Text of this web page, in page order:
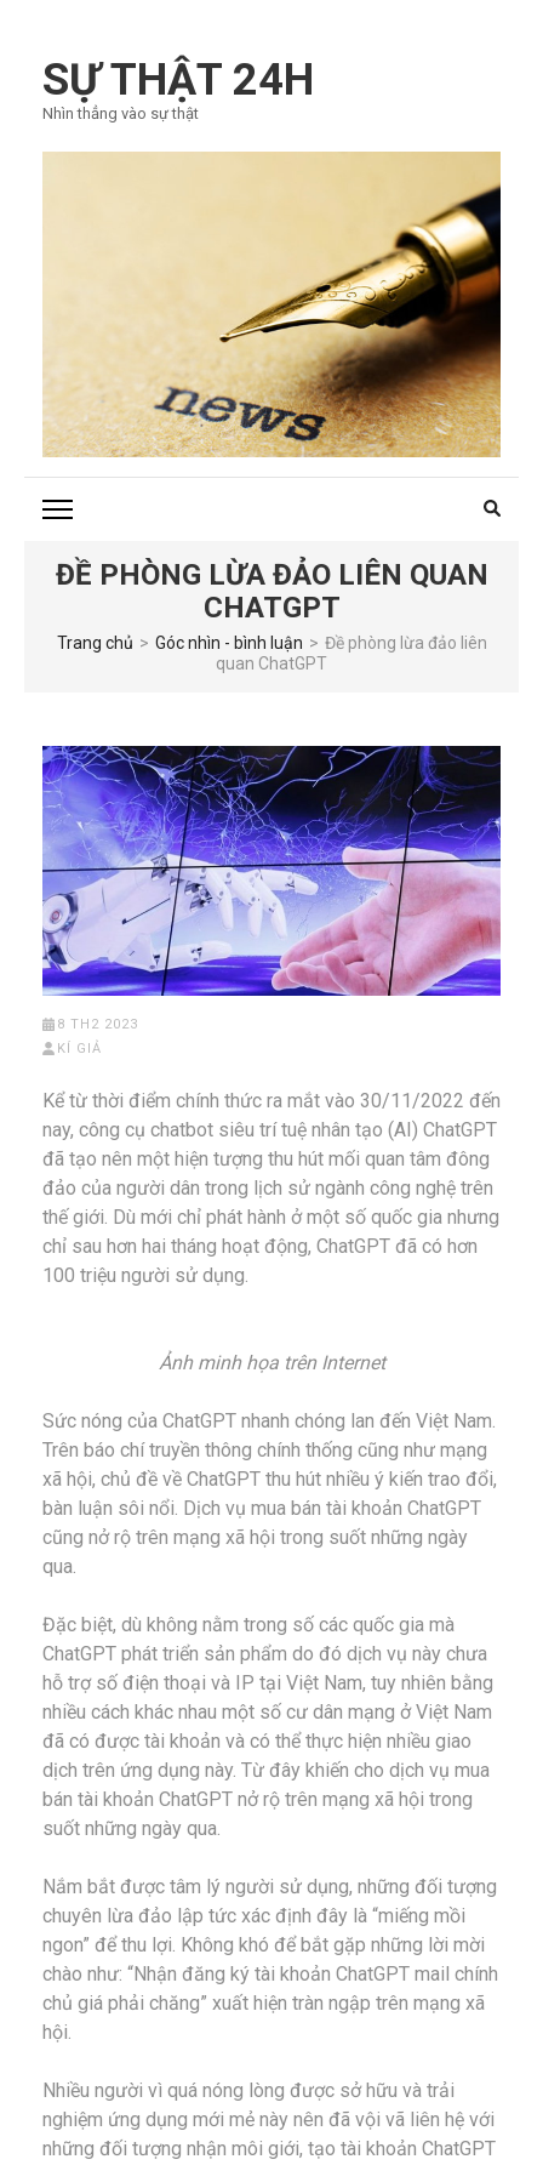
qua
tới
nội
SỰ THẬT 24H
Nhìn thẳng vào sự thật
ĐỀ PHÒNG LỪA ĐẢO LIÊN QUAN
CHATGPT
Trang chủ > Góc nhìn - bình luận > Đề phòng lừa đảo liên
quan ChatGPT
8 TH2 2023
KÍ GIẢ
Kể từ thời điểm chính thức ra mắt vào 30/11/2022 đến
nay, công cụ chatbot siêu trí tuệ nhân tạo (AI) ChatGPT
đã tạo nên một hiện tượng thu hút mối quan tâm đông
đảo của người dân trong lịch sử ngành công nghệ trên
thế giới. Dù mới chỉ phát hành ở một số quốc gia nhưng
chỉ sau hơn hai tháng hoạt động, ChatGPT đã có hơn
100 triệu người sử dụng.
Ảnh minh họa trên Internet
Sức nóng của ChatGPT nhanh chóng lan đến Việt Nam.
Trên báo chí truyền thông chính thống cũng như mạng
xã hội, chủ đề về ChatGPT thu hút nhiều ý kiến trao đổi,
bàn luận sôi nổi. Dịch vụ mua bán tài khoản ChatGPT
cũng nở rộ trên mạng xã hội trong suốt những ngày
qua.
Đặc biệt, dù không nằm trong số các quốc gia mà
ChatGPT phát triển sản phẩm do đó dịch vụ này chưa
hỗ trợ số điện thoại và IP tại Việt Nam, tuy nhiên bằng
nhiều cách khác nhau một số cư dân mạng ở Việt Nam
đã có được tài khoản và có thể thực hiện nhiều giao
dịch trên ứng dụng này. Từ đây khiến cho dịch vụ mua
bán tài khoản ChatGPT nở rộ trên mạng xã hội trong
suốt những ngày qua.
Nắm bắt được tâm lý người sử dụng, những đối tượng
chuyên lừa đảo lập tức xác định đây là “miếng mồi
ngon” để thu lợi. Không khó để bắt gặp những lời mời
chào như: “Nhận đăng ký tài khoản ChatGPT mail chính
chủ giá phải chăng” xuất hiện tràn ngập trên mạng xã
hội.
Nhiều người vì quá nóng lòng được sở hữu và trải
nghiệm ứng dụng mới mẻ này nên đã vội vã liên hệ với
những đối tượng nhận môi giới, tạo tài khoản ChatGPT